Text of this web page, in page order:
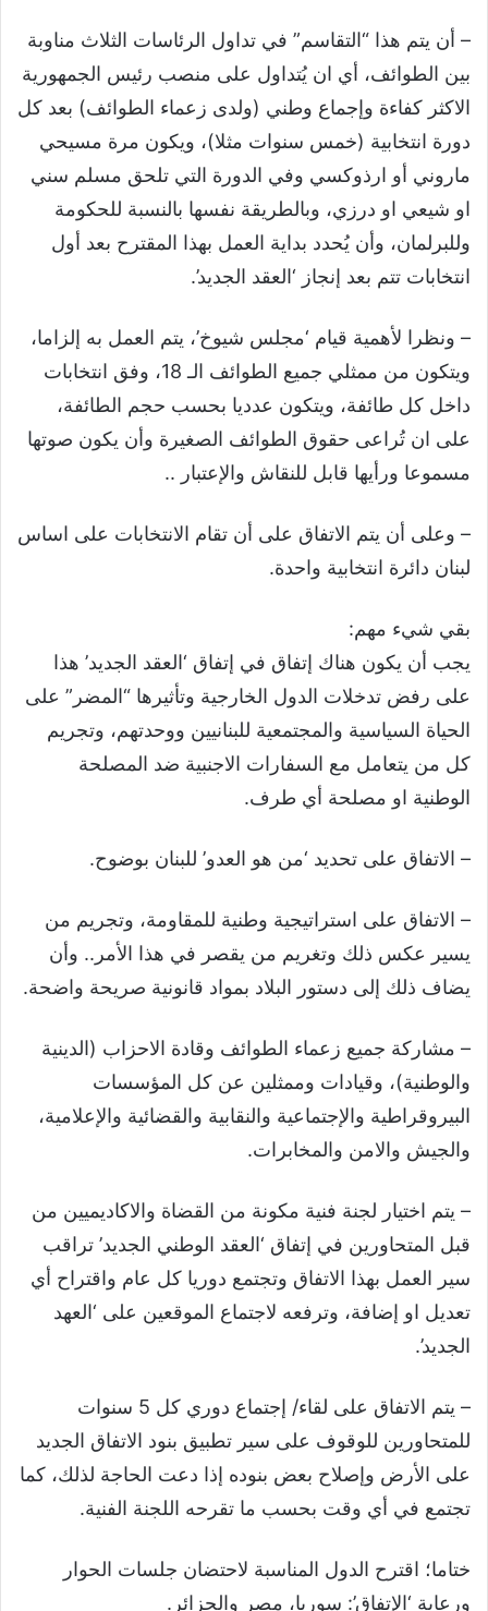
– أن يتم هذا “التقاسم” في تداول الرئاسات الثلاث مناوبة
بين الطوائف، أي ان يُتداول على منصب رئيس الجمهورية
الاكثر كفاءة وإجماع وطني (ولدى زعماء الطوائف) بعد كل
دورة انتخابية (خمس سنوات مثلا)، ويكون مرة مسيحي
ماروني أو ارذوكسي وفي الدورة التي تلحق مسلم سني
او شيعي او درزي، وبالطريقة نفسها بالنسبة للحكومة
وللبرلمان، وأن يُحدد بداية العمل بهذا المقترح بعد أول
انتخابات تتم بعد إنجاز ‘العقد الجديد’.
– ونظرا لأهمية قيام ‘مجلس شيوخ’، يتم العمل به إلزاما،
ويتكون من ممثلي جميع الطوائف الـ 18، وفق انتخابات
داخل كل طائفة، ويتكون عدديا بحسب حجم الطائفة،
على ان تُراعى حقوق الطوائف الصغيرة وأن يكون صوتها
مسموعا ورأيها قابل للنقاش والإعتبار ..
– وعلى أن يتم الاتفاق على أن تقام الانتخابات على اساس
لبنان دائرة انتخابية واحدة.
بقي شيء مهم:
يجب أن يكون هناك إتفاق في إتفاق ‘العقد الجديد’ هذا
على رفض تدخلات الدول الخارجية وتأثيرها “المضر” على
الحياة السياسية والمجتمعية للبنانيين ووحدتهم، وتجريم
كل من يتعامل مع السفارات الاجنبية ضد المصلحة
الوطنية او مصلحة أي طرف.
– الاتفاق على تحديد ‘من هو العدو’ للبنان بوضوح.
– الاتفاق على استراتيجية وطنية للمقاومة، وتجريم من
يسير عكس ذلك وتغريم من يقصر في هذا الأمر.. وأن
يضاف ذلك إلى دستور البلاد بمواد قانونية صريحة واضحة.
– مشاركة جميع زعماء الطوائف وقادة الاحزاب (الدينية
والوطنية)، وقيادات وممثلين عن كل المؤسسات
البيروقراطية والإجتماعية والنقابية والقضائية والإعلامية،
والجيش والامن والمخابرات.
– يتم اختيار لجنة فنية مكونة من القضاة والاكاديميين من
قبل المتحاورين في إتفاق ‘العقد الوطني الجديد’ تراقب
سير العمل بهذا الاتفاق وتجتمع دوريا كل عام واقتراح أي
تعديل او إضافة، وترفعه لاجتماع الموقعين على ‘العهد
الجديد’.
– يتم الاتفاق على لقاء/ إجتماع دوري كل 5 سنوات
للمتحاورين للوقوف على سير تطبيق بنود الاتفاق الجديد
على الأرض وإصلاح بعض بنوده إذا دعت الحاجة لذلك، كما
تجتمع في أي وقت بحسب ما تقرحه اللجنة الفنية.
ختاما؛ اقترح الدول المناسبة لاحتضان جلسات الحوار
ورعاية ‘الإتفاق’: سوريا، مصر والجزائر.